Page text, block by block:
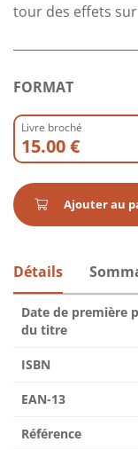
tour des effets
FORMAT
Livre broché
15.00 €
Ajouter au
Détails
Date de première
du titre
ISBN
EAN-13
Référence